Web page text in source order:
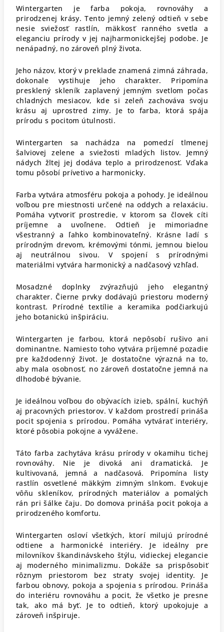
Wintergarten je farba pokoja, rovnováhy a
prirodzenej krásy. Tento jemný zelený odtieň v sebe
nesie sviežosť rastlín, mäkkosť ranného svetla a
eleganciu prírody v jej najharmonickejšej podobe. Je
nenápadný, no zároveň plný života.
Jeho názov, ktorý v preklade znamená zimná záhrada,
dokonale vystihuje jeho charakter. Pripomína
presklený skleník zaplavený jemným svetlom počas
chladných mesiacov, kde si zeleň zachováva svoju
krásu aj uprostred zimy. Je to farba, ktorá spája
prírodu s pocitom útulnosti.
Wintergarten sa nachádza na pomedzí tlmenej
šalviovej zelene a sviežosti mladých listov. Jemný
nádych žltej jej dodáva teplo a prirodzenosť. Vďaka
tomu pôsobí prívetivo a harmonicky.
Farba vytvára atmosféru pokoja a pohody. Je ideálnou
voľbou pre miestnosti určené na oddych a relaxáciu.
Pomáha vytvoriť prostredie, v ktorom sa človek cíti
príjemne a uvoľnene. Odtieň je mimoriadne
všestranný a ľahko kombinovateľný. Krásne ladí s
prírodným drevom, krémovými tónmi, jemnou bielou
aj neutrálnou sivou. V spojení s prírodnými
materiálmi vytvára harmonický a nadčasový vzhľad.
Mosadzné doplnky zvýrazňujú jeho elegantný
charakter. Čierne prvky dodávajú priestoru moderný
kontrast. Prírodné textílie a keramika podčiarkujú
jeho botanickú inšpiráciu.
Wintergarten je farbou, ktorá nepôsobí rušivo ani
dominantne. Namiesto toho vytvára príjemné pozadie
pre každodenný život. Je dostatočne výrazná na to,
aby mala osobnosť, no zároveň dostatočne jemná na
dlhodobé bývanie.
Je ideálnou voľbou do obývacích izieb, spální, kuchýň
aj pracovných priestorov. V každom prostredí prináša
pocit spojenia s prírodou. Pomáha vytvárať interiéry,
ktoré pôsobia pokojne a vyvážene.
Táto farba zachytáva krásu prírody v okamihu tichej
rovnováhy. Nie je divoká ani dramatická. Je
kultivovaná, jemná a nadčasová. Pripomína listy
rastlín osvetlené mäkkým zimným slnkom. Evokuje
vôňu skleníkov, prírodných materiálov a pomalých
rán pri šálke čaju. Do domova prináša pocit pokoja a
prirodzeného komfortu.
Wintergarten osloví všetkých, ktorí milujú prírodné
odtiene a harmonické interiéry. Je ideálny pre
milovníkov škandinávskeho štýlu, vidieckej elegancie
aj moderného minimalizmu. Dokáže sa prispôsobiť
rôznym priestorom bez straty svojej identity. Je
farbou obnovy, pokoja a spojenia s prírodou. Prináša
do interiéru rovnováhu a pocit, že všetko je presne
tak, ako má byť. Je to odtieň, ktorý upokojuje a
zároveň inšpiruje.